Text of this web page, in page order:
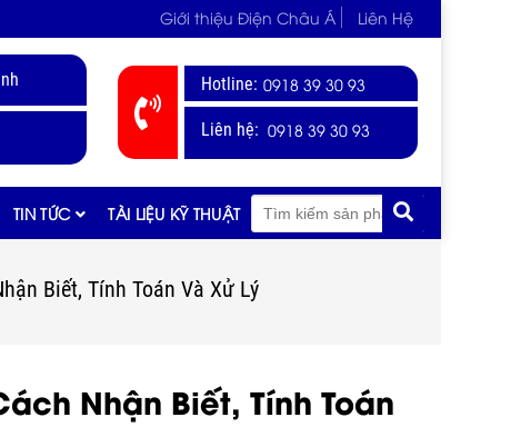
Giới thiệu Điện Châu Á Liên Hệ
Hotline: 0918 39 30 93
Liên hệ: 0918 39 30 93
TIN TỨC TÀI LIỆU KỸ THUẬT
Biết, Tính Toán Và Xử Lý
Nhận Biết, Tính Toán